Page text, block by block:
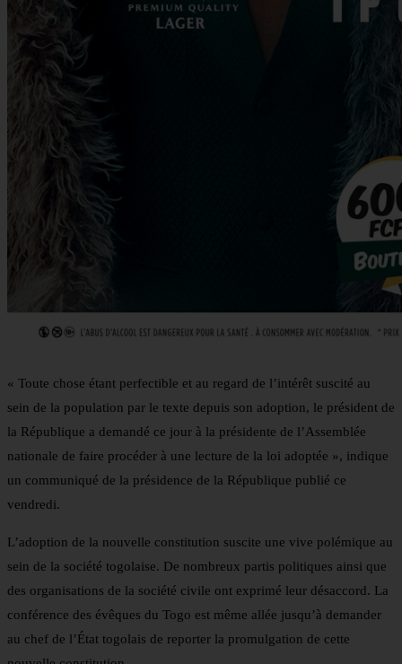
« Toute chose étant perfectible et au regard de l’intérêt suscité au
sein de la population par le texte depuis son adoption, le président de
la République a demandé ce jour à la présidente de l’Assemblée
nationale de faire procéder à une lecture de la loi adoptée », indique
un communiqué de la présidence de la République publié ce
vendredi.
L’adoption de la nouvelle constitution suscite une vive polémique au
sein de la société togolaise. De nombreux partis politiques ainsi que
des organisations de la société civile ont exprimé leur désaccord. La
conférence des évêques du Togo est même allée jusqu’à demander
au chef de l’État togolais de reporter la promulgation de cette